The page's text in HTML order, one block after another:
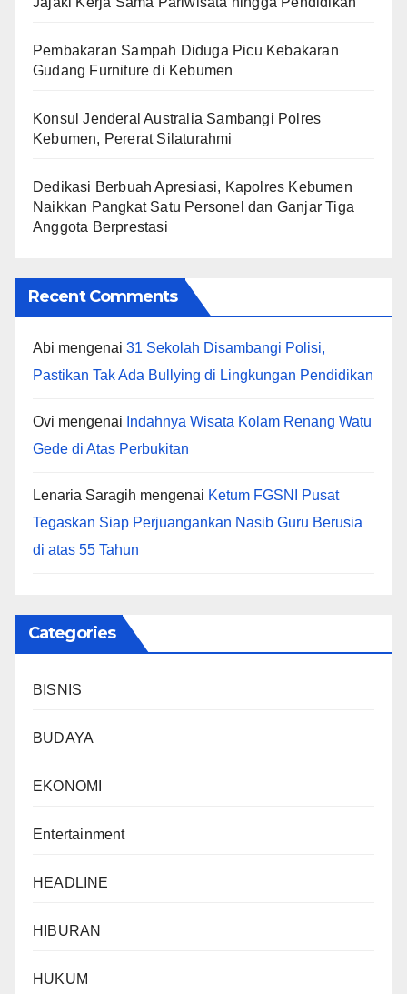
Pembakaran Sampah Diduga Picu Kebakaran
Gudang Furniture di Kebumen
Konsul Jenderal Australia Sambangi Polres
Kebumen, Pererat Silaturahmi
Dedikasi Berbuah Apresiasi, Kapolres Kebumen
Naikkan Pangkat Satu Personel dan Ganjar Tiga
Anggota Berprestasi
Recent Comments
Abi mengenai 31 Sekolah Disambangi Polisi,
Pastikan Tak Ada Bullying di Lingkungan Pendidikan
Ovi mengenai Indahnya Wisata Kolam Renang Watu
Gede di Atas Perbukitan
Lenaria Saragih mengenai Ketum FGSNI Pusat
Tegaskan Siap Perjuangankan Nasib Guru Berusia
di atas 55 Tahun
Categories
BISNIS
BUDAYA
EKONOMI
Entertainment
HEADLINE
HIBURAN
HUKUM